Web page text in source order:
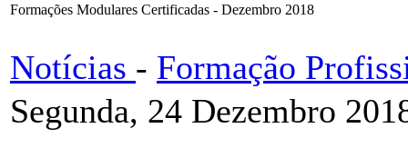
Formações Modulares Certificadas - Dezembro 2018
Notícias - Formação
Segunda, 24 Dezembro